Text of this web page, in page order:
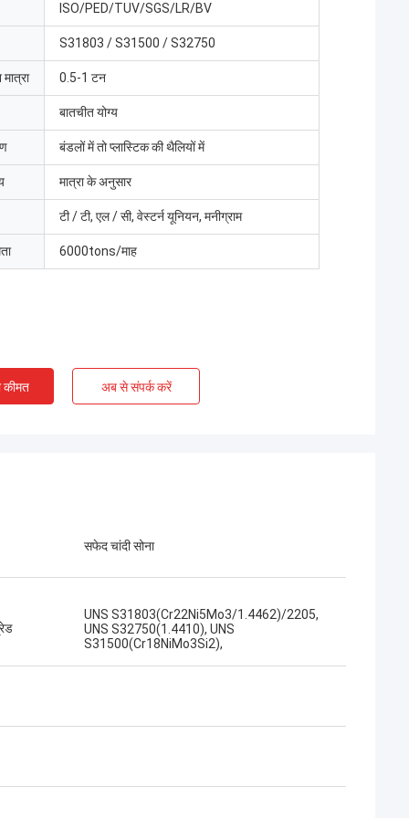
ISO/PED/TUV/SGS/LR/BV
S31803 / S31500 / S32750
0.5-1 टन
बातचीत योग्य
बंडलों में तो प्लास्टिक की थैलियों में
मात्रा के अनुसार
टी / टी, एल / सी, वेस्टर्न यूनियन, मनीग्राम
6000tons/माह
कीमत अब से संपर्क करें
सफेद चांदी सोना
UNS S31803(Cr22Ni5Mo3/1.4462)/2205,
UNS S32750(1.4410), UNS
S31500(Cr18NiMo3Si2),